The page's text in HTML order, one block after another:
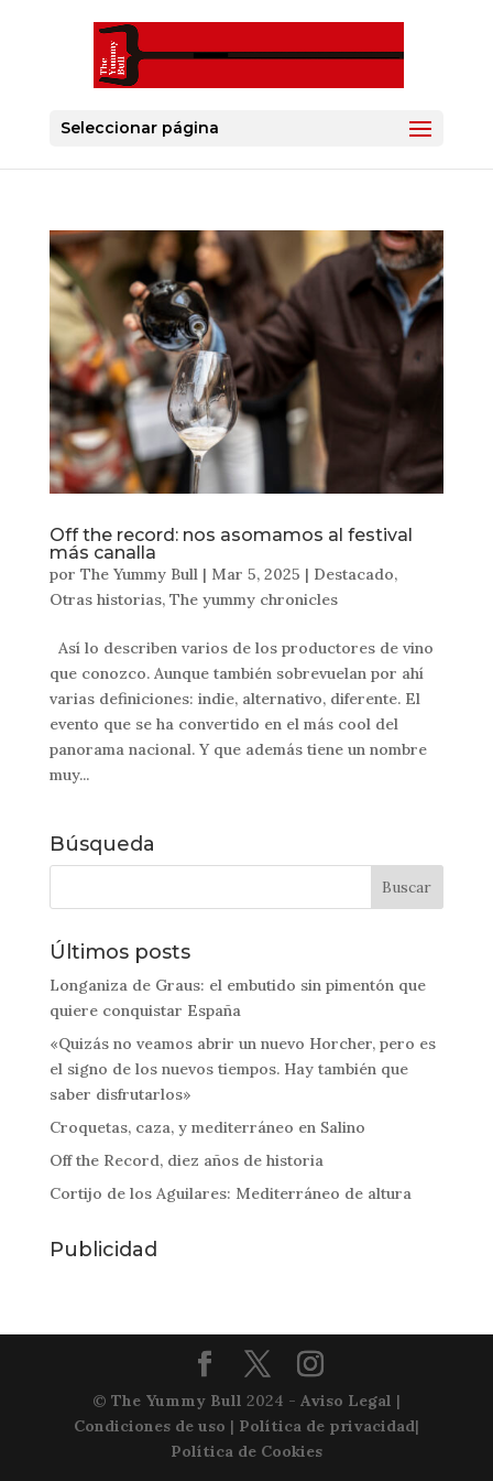
Seleccionar página
Off the record: nos asomamos al festival
más canalla
por The Yummy Bull| Mar 5, 2025 | Destacado,
Otras historias, The yummy chronicles
Así lo describen varios de los productores de vino
que conozco. Aunque también sobrevuelan por ahí
varias definiciones: indie, alternativo, diferente. El
evento que se ha convertido en el más cool del
panorama nacional. Y que además tiene un nombre
muy...
Búsqueda
Últimos posts
Longaniza de Graus: el embutido sin pimentón que
quiere conquistar España
«Quizás no veamos abrir un nuevo Horcher, pero es
el signo de los nuevos tiempos. Hay también que
saber disfrutarlos»
Croquetas, caza, y mediterráneo en Salino
Off the Record, diez años de historia
Cortijo de los Aguilares: Mediterráneo de altura
Publicidad
© The Yummy Bull 2024 - Aviso Legal |
Condiciones de uso | Política de privacidad|
Política de Cookies